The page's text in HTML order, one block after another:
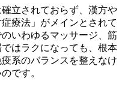
立されておらず、漢方や
療法」がメインとされて
いわゆるマッサージ、筋
はラクになっても、根本
系のバランスを整えなけ
です。